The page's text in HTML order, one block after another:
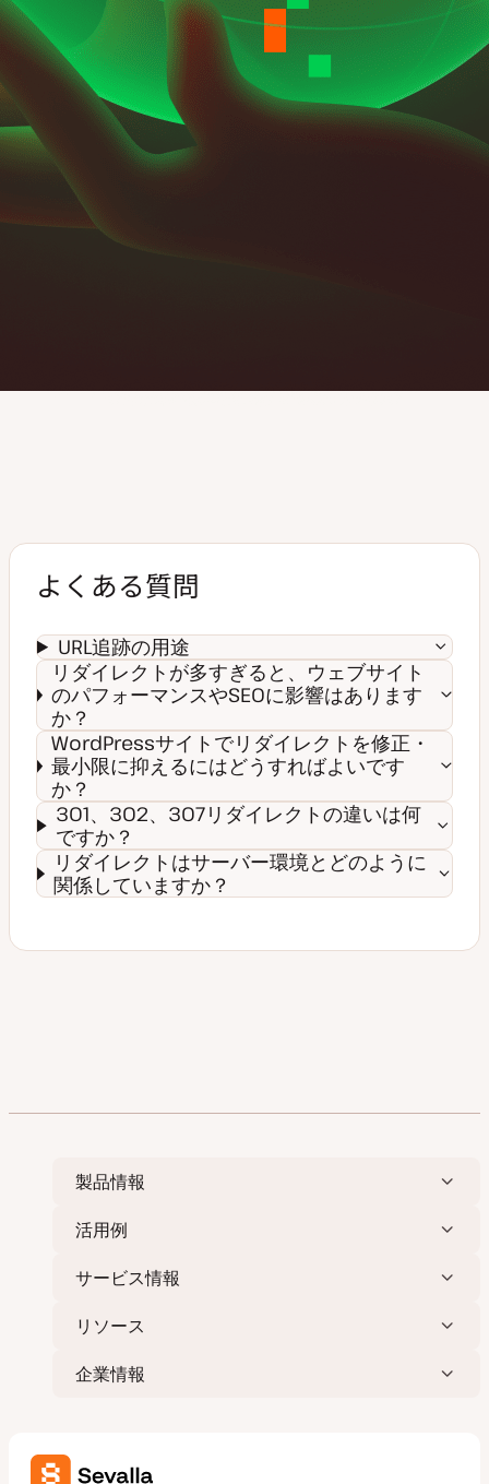
よくある質問
URL追跡の用途
リダイレクトが多すぎると、ウェブサイト
のパフォーマンスやSEOに影響はあります
か？
WordPressサイトでリダイレクトを修正・
最小限に抑えるにはどうすればよいです
か？
301、302、307リダイレクトの違いは何
ですか？
リダイレクトはサーバー環境とどのように
関係していますか？
製品情報
活用例
サービス情報
リソース
企業情報